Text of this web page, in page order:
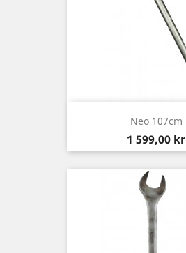
Neo 107cm
Pris
1 599,00 kr